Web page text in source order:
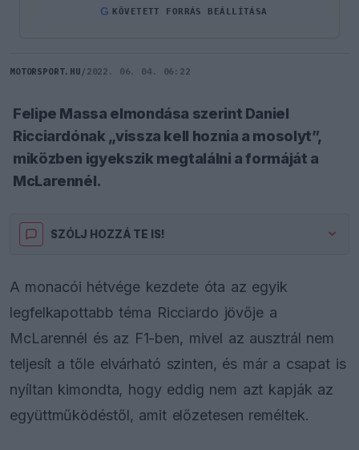
G KÖVETETT FORRÁS BEÁLLÍTÁSA
MOTORSPORT.HU / 2022. 06. 04. 06:22
Felipe Massa elmondása szerint Daniel
Ricciardónak „vissza kell hoznia a mosolyt”,
miközben igyekszik megtalálni a formáját a
McLarennél.
SZÓLJ HOZZÁ TE IS!
A monacói hétvége kezdete óta az egyik
legfelkapottabb téma Ricciardo jövője a
McLarennél és az F1-ben, mivel az ausztrál nem
teljesít a tőle elvárható szinten, és már a csapat is
nyíltan kimondta, hogy eddig nem azt kapják az
együttműködéstől, amit előzetesen reméltek.